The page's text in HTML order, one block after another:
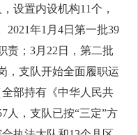
设置内设机构11个，
2021年1月4日第一批39
责；3月22日，第二批
，支队开始全面履职运
部持有《中华人民共
人，支队已按“三定”方